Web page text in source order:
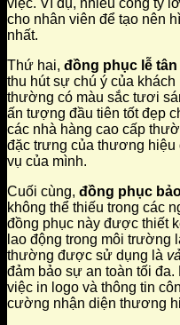
việc. Ví dụ, nhiều công ty
cho nhân viên để tạo nên
nhất.
Thứ hai, đồng phục lễ tân
thu hút sự chú ý của
thường có màu sắc tươi
ấn tượng đầu tiên tốt đẹp
các nhà hàng cao cấp
đặc trưng của thương hiệu
vụ của mình.
Cuối cùng, đồng phục
không thể thiếu trong các
đồng phục này được thiết
lao động trong môi trường
thường được sử dụng là
đảm bảo sự an toàn tối
việc in logo và thông tin
cường nhận diện thương